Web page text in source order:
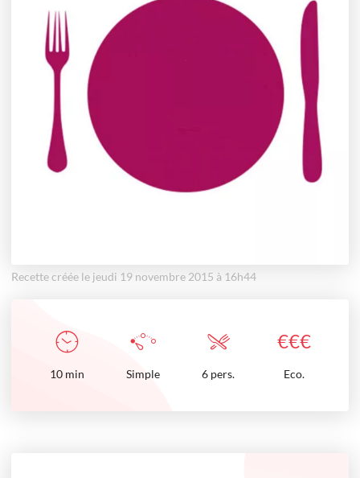
Recette créée le jeudi 19 novembre 2015 à 16h44
€€€
10 min Simple 6 pers. Eco.